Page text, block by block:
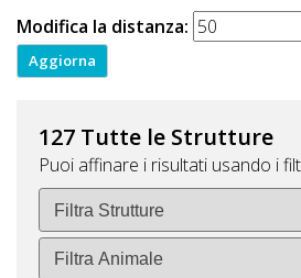
Modifica la distanza:
127 Tutte le Strutture
Puoi affinare i risultati usando i